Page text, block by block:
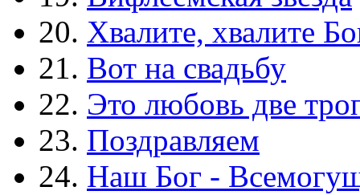
20. Хвалите, хвалите
21. Вот на свадьбу
22. Это любовь две
23. Поздравляем
24. Наш Бог -